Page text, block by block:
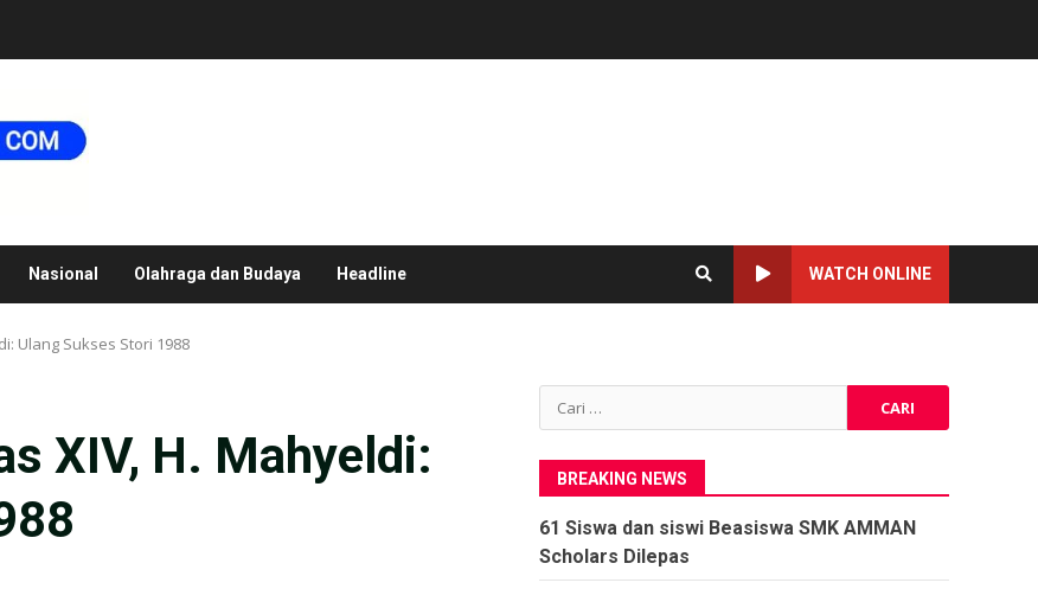
Nasional Olahraga dan Budaya Headline WATCH ONLINE
Ulang Sukses Stori 1988
XIV, H. Mahyeldi:
Cari
untuk:
BREAKING NEWS
61 Siswa dan siswi Beasiswa SMK AMMAN
Scholars Dilepas